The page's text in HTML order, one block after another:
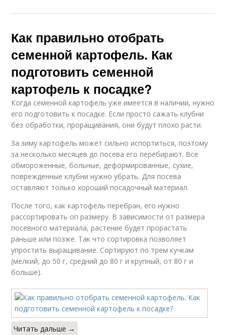
Как правильно отобрать
семенной картофель. Как
подготовить семенной
картофель к посадке?
Когда семенной картофель уже имеется в наличии, нужно
его подготовить к посадке. Если просто сажать клубни
без обработки, проращивания, они будут плохо расти.
За зиму картофель может сильно испортиться, поэтому
за несколько месяцев до посева его перебирают. Все
обмороженные, больные, деформированные, сухие,
поврежденные клубни нужно убрать. Для посева
оставляют только хороший посадочный материал.
После того, как картофель перебран, его нужно
рассортировать оп размеру. В зависимости от размера
посевного материала, растение будет прорастать
раньше или позже. Так что сортировка позволяет
упростить выращивание. Сортируют по трем кучкам
(мелкий, до 50 г, средний до 80 г и крупный, от 80 г и
больше).
Читать дальше →